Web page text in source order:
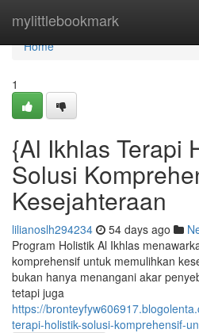
mylittlebookmark
Home
Home
1
{Al Ikhlas Terapi
Solusi
Kesejahteraan
lilianoslh294234 54 days ago
Program Holistik Al Ikhlas
komprehensif untuk memulihkan
bukan hanya menangani akar
tetapi juga
https://
terapi-holistik-solusi-komprehensif-